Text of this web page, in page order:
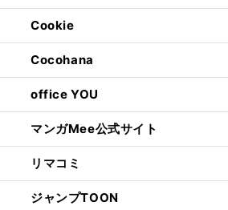
Cookie
Cocohana
office YOU
マンガMee公式サイト
リマコミ
ジャンプTOON